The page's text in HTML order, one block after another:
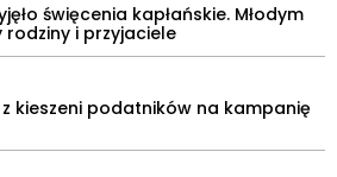
święcenia kapłańskie. Młodym
rodziny i przyjaciele
z kieszeni podatników na kampanię